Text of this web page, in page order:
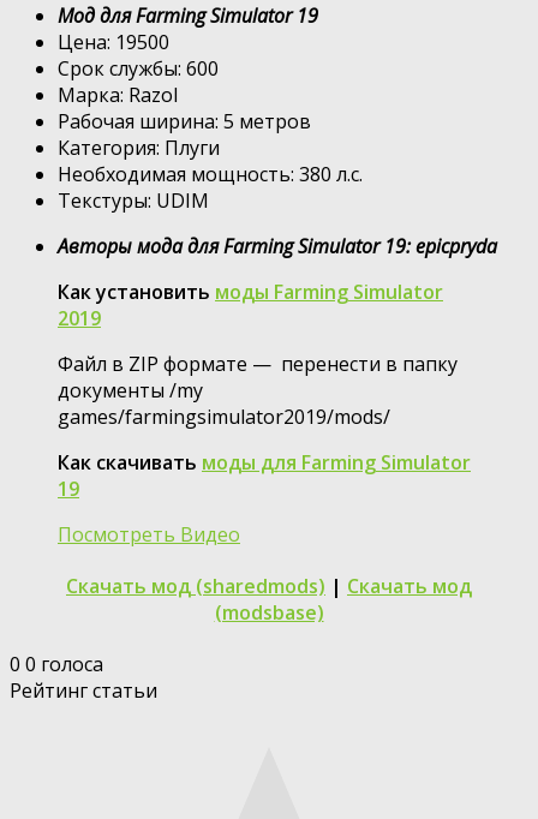
Мод для Farming Simulator 19
Цена: 19500
Срок службы: 600
Марка: Razol
Рабочая ширина: 5 метров
Категория: Плуги
Необходимая мощность: 380 л.с.
Текстуры: UDIM
Авторы мода для Farming Simulator 19: epicpryda
Как установить моды Farming Simulator
2019
Файл в ZIP формате — перенести в папку
документы /my
games/farmingsimulator2019/mods/
Как скачивать моды для Farming Simulator
19
Посмотреть Видео
Скачать мод (sharedmods) | Скачать мод
(modsbase)
0 0 голоса
Рейтинг статьи